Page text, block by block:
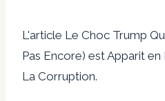
L'article Le Choc Trump
Pas Encore) est Apparit
La Corruption.